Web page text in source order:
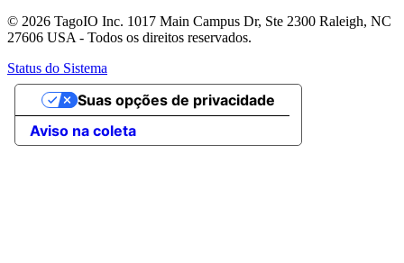
© 2026 TagoIO Inc. 1017 Main Campus Dr, Ste 2300 Raleigh, NC
27606 USA - Todos os direitos reservados.
Status do Sistema
Aviso na coleta
Suas opções de privacidade